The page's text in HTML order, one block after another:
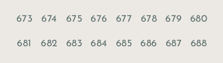
673 674 675 676 677 678 679 680
681 682 683 684 685 686 687 688